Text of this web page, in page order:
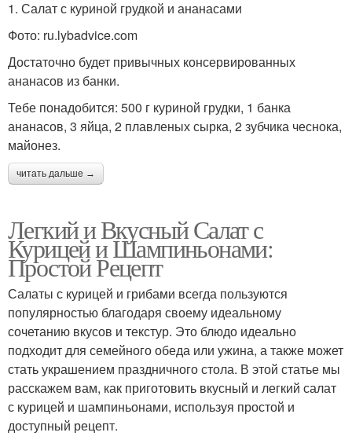
1. Салат с куриной грудкой и ананасами
Фото: ru.lybadvice.com
Достаточно будет привычных консервированных
ананасов из банки.
Тебе понадобится: 500 г куриной грудки, 1 банка
ананасов, 3 яйца, 2 плавленых сырка, 2 зубчика чеснока,
майонез.
читать дальше →
Легкий и Вкусный Салат с
Курицей и Шампиньонами:
Простой Рецепт
Салаты с курицей и грибами всегда пользуются
популярностью благодаря своему идеальному
сочетанию вкусов и текстур. Это блюдо идеально
подходит для семейного обеда или ужина, а также может
стать украшением праздничного стола. В этой статье мы
расскажем вам, как приготовить вкусный и легкий салат
с курицей и шампиньонами, используя простой и
доступный рецепт.